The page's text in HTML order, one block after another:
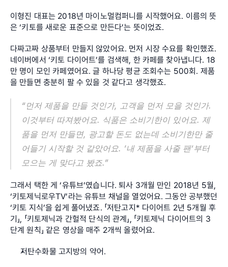
이형진 대표는 2018년 마이노멀컴퍼니를 시작했어요. 이름의 뜻
은 ‘키토를 새로운 표준으로 만든다’는 뜻이었죠.
다짜고짜 상품부터 만들지 않았어요. 먼저 시장 수요를 확인했죠.
네이버에서 ‘키토 다이어트’를 검색해, 한 카페를 찾아냅니다. 18
만 명이 모인 카페였어요. 글 하나당 평균 조회수는 500회. 제품
을 만들면 충분히 팔 수 있을 것 같다고 생각했죠.
“먼저 제품을 만들 것인가, 고객을 먼저 모을 것인가.
이것부터 따져봤어요. 식품은 소비기한이 있어요. 제
품을 먼저 만들면, 광고할 돈도 없는데 소비기한만 줄
어들기 시작할 것 같았어요. ‘내 제품을 사줄 팬’부터
모으는 게 맞다고 봤죠.”
그래서 택한 게 ‘유튜브’였습니다. 퇴사 3개월 만인 2018년 5월,
‘키토제닉로우TV’라는 유튜브 채널을 열었어요. 그동안 공부했던
‘키토 지식’을 쉽게 풀어냈죠. 「저탄고지* 다이어트 2년 5개월 후
기」, 「키토제닉과 간헐적 단식의 관계」, 「키토제닉 다이어트의 3
단계 원칙」 같은 영상을 매주 2개씩 올렸어요.
저탄수화물 고지방의 약어.